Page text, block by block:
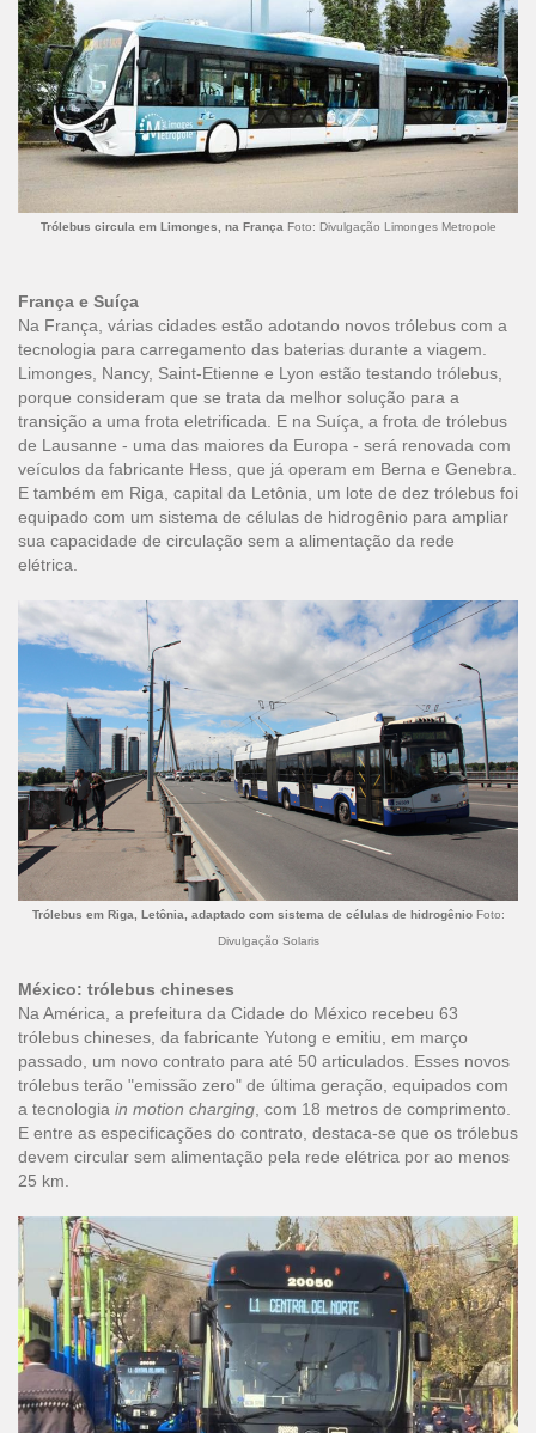
Trólebus circula em Limonges, na FrançaFoto: Divulgação Limonges Metropole
França e Suíça
Na França, várias cidades estão adotando novos trólebus com a
tecnologia para carregamento das baterias durante a viagem.
Limonges, Nancy, Saint-Etienne e Lyon estão testando trólebus,
porque consideram que se trata da melhor solução para a
transição a uma frota eletrificada. E na Suíça, a frota de trólebus
de Lausanne - uma das maiores da Europa - será renovada com
veículos da fabricante Hess, que já operam em Berna e Genebra.
E também em Riga, capital da Letônia, um lote de dez trólebus foi
equipado com um sistema de células de hidrogênio para ampliar
sua capacidade de circulação sem a alimentação da rede
elétrica.
Trólebus em Riga, Letônia, adaptado com sistema de células de hidrogênioFoto:
Divulgação Solaris
México: trólebus chineses
Na América, a prefeitura da Cidade do México recebeu 63
trólebus chineses, da fabricante Yutong e emitiu, em março
passado, um novo contrato para até 50 articulados. Esses novos
trólebus terão "emissão zero" de última geração, equipados com
a tecnologia in motion charging , com 18 metros de comprimento.
E entre as especificações do contrato, destaca-se que os trólebus
devem circular sem alimentação pela rede elétrica por ao menos
25 km.